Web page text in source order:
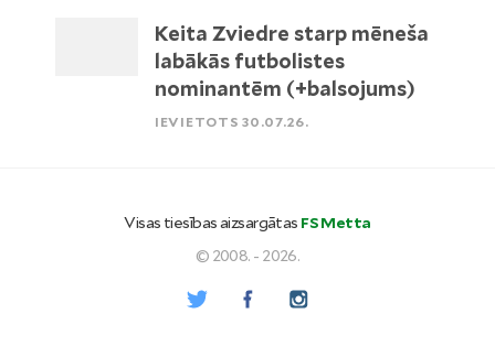
Keita Zviedre starp mēneša
labākās futbolistes
nominantēm (+balsojums)
IEVIETOTS 30.07.26.
Visas tiesības aizsargātas FS Metta
© 2008. - 2026.